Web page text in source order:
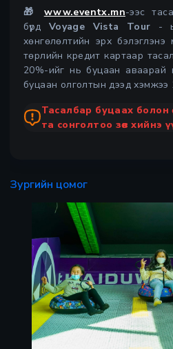
🎁 www.eventx.mn-ээс
бүрд Voyage Vista Tour -
хөнгөлөлтийн эрх
төрлийн кредит картаар
20%-ийг нь буцаан аваарай
буцаан олголтын дээд хэмжээ
Тасалбар буцаах болон
та сонголтоо зөв хийнэ
Зургийн цомог